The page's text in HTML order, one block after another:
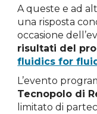
A queste e ad
una risposta
occasione
risultati del
fluidics for
L’evento
Tecnopolo di
limitato di